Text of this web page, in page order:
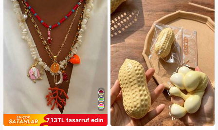
7,13TL tasarruf edin